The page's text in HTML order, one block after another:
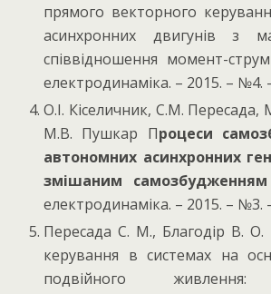
прямого векторного
асинхронних двигунів з
співвідношення момент-
електродинамiка. – 2015. – №4.
О.І. Кіселичник, С.М. Пересада,
М.В. Пушкар Процеси
автономних асинхронних
змішаним самозбудженням
електродинаміка. – 2015. – №3.
Пересада С. М., Благодір В. О.
керування в системах на
подвійного живлення: